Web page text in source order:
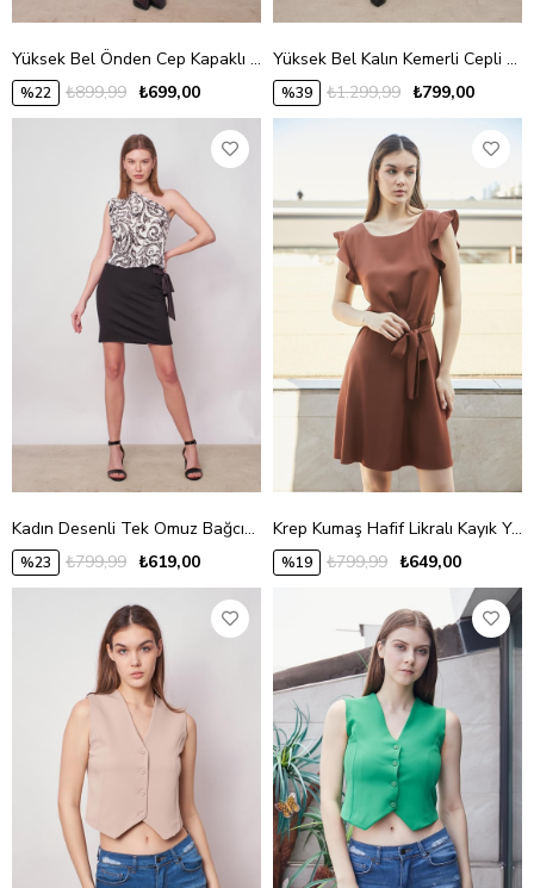
Yüksek Bel Önden Cep Kapaklı Boru Paça Hafif Likralı Kumaş Pantolon-Fujya
%22 ₺699,00
₺899,99
Yüksek Bel Kalın Kemerli Cepli Dar Paça Bilek Boy Pamuklu Likralı Kumaş Pantolon -Mint
%39 ₺799,00
₺1.299,99
Kadın Desenli Tek Omuz Bağcıklı Likralı Kumaş Şık Elbise-Krem Desen
%23 ₺619,00
₺799,99
Krep Kumaş Hafif Likralı Kayık Yaka Kolları Volanlı Beli Bağcıklı Eteği Kiloş Ofis Elbise -Tütün
%19 ₺649,00
₺799,99